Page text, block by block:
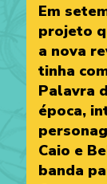
Em
projeto
a nova
tinha
Palavra
época,
Caio e
banda